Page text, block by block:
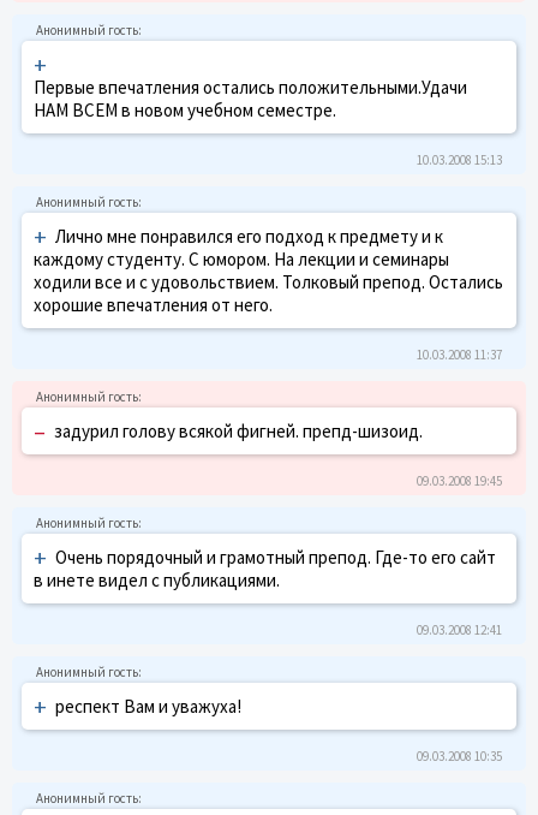
+
Первые впечатления остались положительными.Удачи
НАМ ВСЕМ в новом учебном семестре.
10.03.2008 15:13
+ Лично мне понравился его подход к предмету и к
каждому студенту. С юмором. На лекции и семинары
ходили все и с удовольствием. Толковый препод. Остались
хорошие впечатления от него.
10.03.2008 11:37
– задурил голову всякой фигней. препд-шизоид.
09.03.2008 19:45
+ Очень порядочный и грамотный препод. Где-то его сайт
в инете видел с публикациями.
09.03.2008 12:41
+ респект Вам и уважуха!
09.03.2008 10:35